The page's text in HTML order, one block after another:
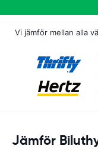
Vi jämför mellan alla
Jämför